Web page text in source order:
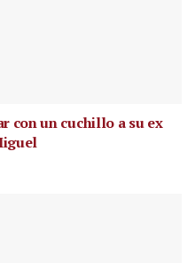
con un cuchillo a su ex